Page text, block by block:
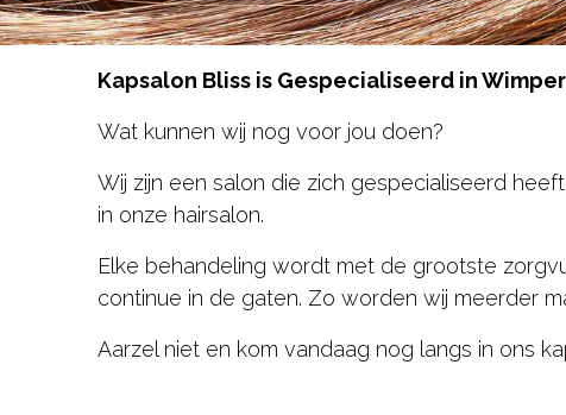
Kapsalon Bliss is Gespecialiseerd in
Wat kunnen wij nog voor jou doen?
Wij zijn een salon die zich gespecialiseerd
in onze hairsalon.
Elke behandeling wordt met de grootste
continue in de gaten. Zo worden wij meerder
Aarzel niet en kom vandaag nog langs in ons